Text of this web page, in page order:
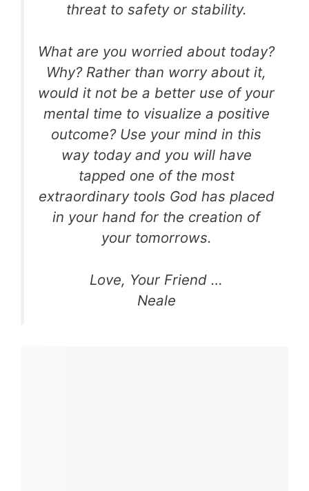
threat to safety or stability.
What are you worried about today?
Why? Rather than worry about it,
would it not be a better use of your
mental time to visualize a positive
outcome? Use your mind in this
way today and you will have
tapped one of the most
extraordinary tools God has placed
in your hand for the creation of
your tomorrows.
Love, Your Friend …
Neale